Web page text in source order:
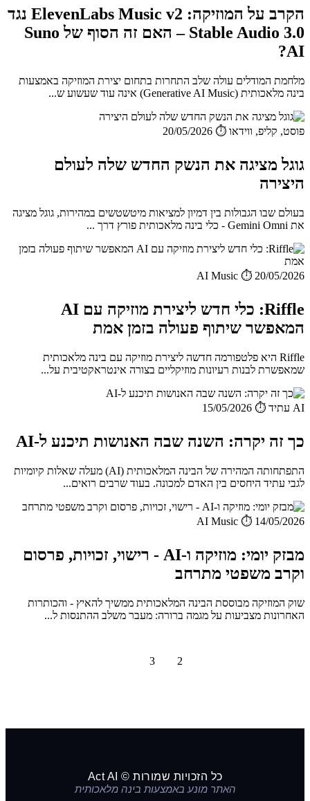
הקרב על המוזיקה: ElevenLabs Music v2 נגד
Stable Audio 3.0 – האם זה הסוף של Suno
AI?
מלחמת המודלים עולה שלב התחרות בתחום יצירת המוזיקה באמצעות
בינה מלאכותית (Generative AI Music) אינה עוד שעשוע ש...
פוסט, קליפ, ווידאו ⏱️ 20/05/2026
גוגל מציגה את הנשק החדש שלה לעולם
היצירה
בעולם שבו הגבולות בין דמיון למציאות מיטשטשים במהירות, גוגל מציגה
את Gemini Omni - כלי בינה מלאכותית פורץ דרך ...
AI Music ⏱️ 20/05/2026
Riffle: כלי חדש ליצירת מוזיקה עם AI
המאפשר שיתוף פעולה בזמן אמת
Riffle היא פלטפורמה חדשה ליצירת מוזיקה עם בינה מלאכותית
שמאפשרת לבנות רעיונות מוזיקליים בצורה אינטראקטיבית על...
AI עתיד ⏱️ 15/05/2026
כך זה יקרה: השנה שבה האנושות תיכנע ל-AI
התפתחותה המהירה של הבינה המלאכותית (AI) מעלה שאלות קיומיות
לגבי עתיד היחסים בין האדם למכונה. בעוד שרבים רואים...
AI Music ⏱️ 14/05/2026
מבזק יומי: מוזיקה ו-AI - רישוי, זכויות, פרסום
וקרב משפטי מתרחב
שוק המוזיקה מבוססת הבינה המלאכותית ממשיך להאיץ - והכותרות
האחרונות מצביעות על מגמה ברורה: מעבר משלב ההתנסות ל...
2
3
כל הזכויות שמורות © Act AI
האתר מונע באמצעות בינה מלאכותית